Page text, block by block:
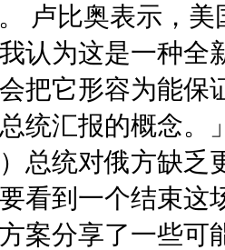
卢比奥表示，
认为这是一种全
把它形容为能保
统汇报的概念。
总统对俄方缺乏
看到一个结束这
案分享了一些可